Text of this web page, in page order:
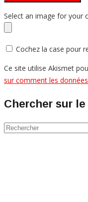
Select an image for your
Cochez la case pour
Ce site utilise Akismet
sur comment les
Chercher sur